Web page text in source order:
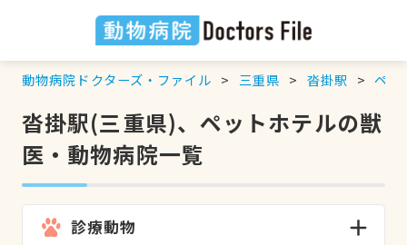
動物病院ドクターズ・ファイル 三重県 沓掛駅 ペッ
沓掛駅(三重県)、ペットホテルの獣
医・動物病院一覧
診療動物